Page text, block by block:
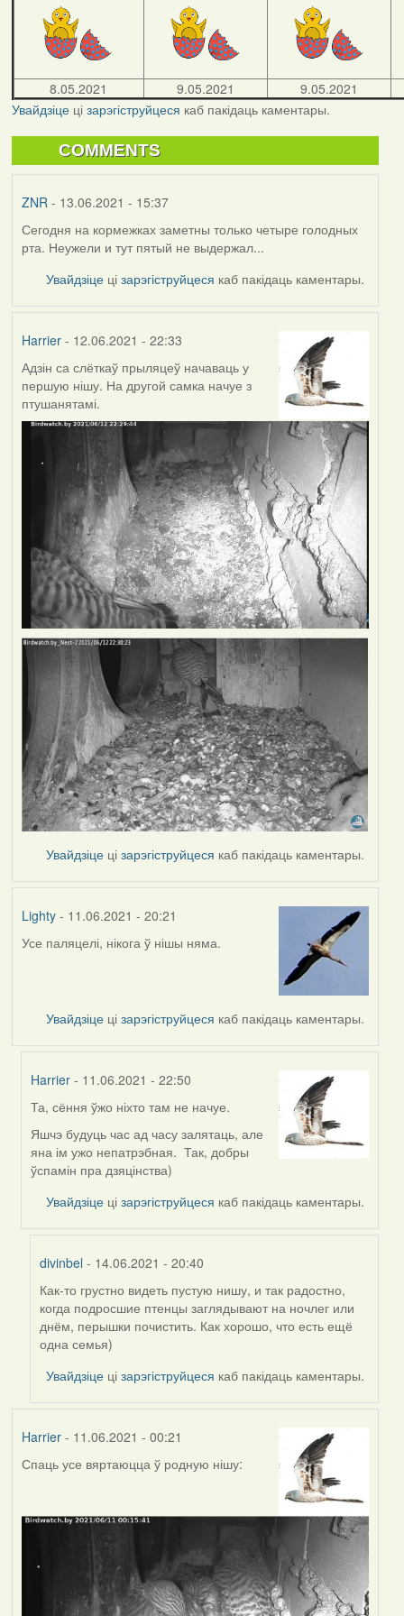
8.05.2021 9.05.2021
9.05.2021
Увайдзіцеці зарэгіструйцеся каб пакідаць каментары.
COMMENTS
ZNR - 13.06.2021 - 15:37
Сегодня на кормежках заметны только четыре голодных
рта. Неужели и тут пятый не выдержал...
Увайдзіце цізарэгіструйцеся каб пакідаць каментары.
Harrier- 12.06.2021 - 22:33
Адзін са слёткаў прыляцеў начаваць у
першую нішу. На другой самка начуе з
птушанятамі.
Увайдзіце цізарэгіструйцеся каб пакідаць каментары.
Lighty- 11.06.2021 - 20:21
Усе паляцелі, нікога ў нішы няма.
Увайдзіце цізарэгіструйцеся каб пакідаць каментары.
Harrier - 11.06.2021 - 22:50
In
reply
to
by
Та, сёння ўжо ніхто там не начуе.
Яшчэ будуць час ад часу залятаць, але
яна ім ужо непатрэбная. Так, добры
ўспамін пра дзяцінства)
Увайдзіце цізарэгіструйцеся каб пакідаць каментары.
divinbel - 14.06.2021 - 20:40
In
reply
to
by
Harrier
Как-то грустно видеть пустую нишу, и так радостно,
когда подросшие птенцы заглядывают на ночлег или
днём, перышки почистить. Как хорошо, что есть ещё
одна семья)
Увайдзіце цізарэгіструйцеся каб пакідаць каментары.
Harrier- 11.06.2021 - 00:21
Спаць усе вяртаюцца ў родную нішу: